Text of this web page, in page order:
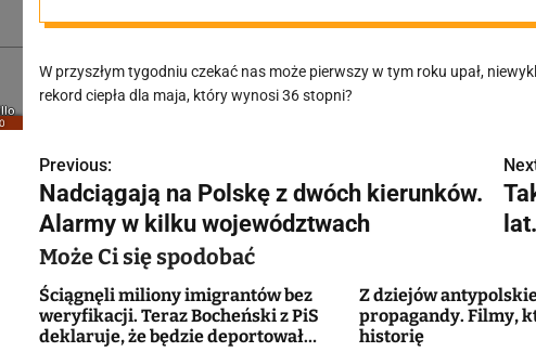
W przyszłym tygodniu czekać nas może pierwszy w tym roku upał,
rekord ciepła dla maja, który wynosi 36 stopni?
N
a
w
i
g
Previous:
Nadciągają na Polskę z dwóch kierunków.
Alarmy w kilku województwach
Może Ci się spodobać
Ściągnęli miliony imigrantów bez
weryfikacji. Teraz Bocheński z PiS
deklaruje, że będzie deportował
Z dziejów
propagandy. Filmy,
historię